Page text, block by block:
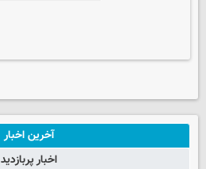
آخرین اخبار
اخبار پربازدید